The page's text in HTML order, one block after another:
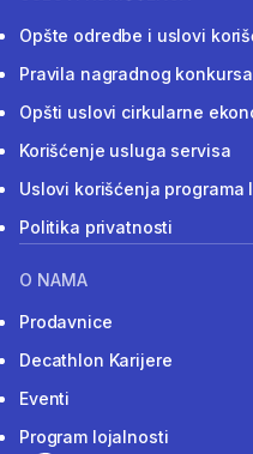
Opšte odredbe i uslovi
Pravila nagradnog konkursa
Opšti uslovi cirkularne
Korišćenje usluga servisa
Uslovi korišćenja programa
Politika privatnosti
O NAMA
Prodavnice
Decathlon Karijere
Eventi
Program lojalnosti